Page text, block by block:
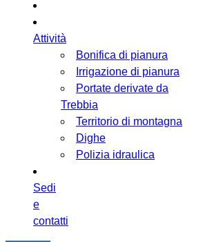
Attività
Bonifica di pianura
Irrigazione di pianura
Portate derivate da
Trebbia
Territorio di montagna
Dighe
Polizia idraulica
Sedi
e
contatti